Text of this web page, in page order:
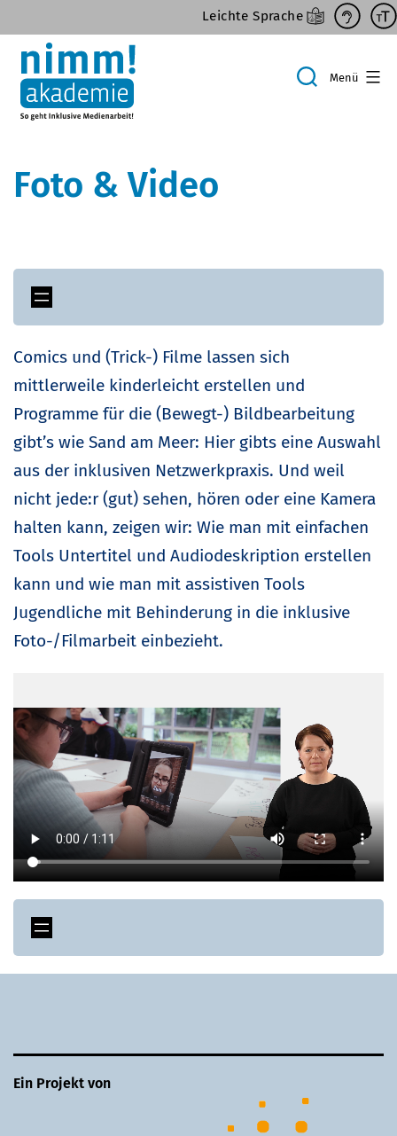
Inhalt
springen
Leichte Sprache
Menü
Foto & Video
Comics und (Trick-) Filme lassen sich
mittlerweile kinderleicht erstellen und
Programme für die (Bewegt-) Bildbearbeitung
gibt’s wie Sand am Meer: Hier gibts eine Auswahl
aus der inklusiven Netzwerkpraxis. Und weil
nicht jede:r (gut) sehen, hören oder eine Kamera
halten kann, zeigen wir: Wie man mit einfachen
Tools Untertitel und Audiodeskription erstellen
kann und wie man mit assistiven Tools
Jugendliche mit Behinderung in die inklusive
Foto-/Filmarbeit einbezieht.
Ein Projekt von